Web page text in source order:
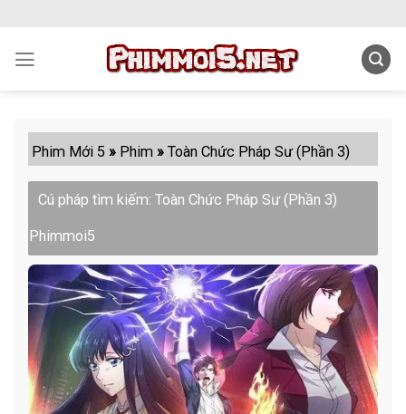
content
Phim Mới 5 » Phim »Toàn Chức Pháp Sư (Phần 3)
Cú pháp tìm kiếm: Toàn Chức Pháp Sư (Phần 3)
Phimmoi5